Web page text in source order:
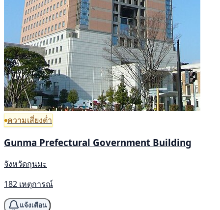
ความเสี่ยงต่ำ
Gunma Prefectural Government Building
จังหวัดกุนมะ
182 เหตุการณ์
แจ้งเตือน